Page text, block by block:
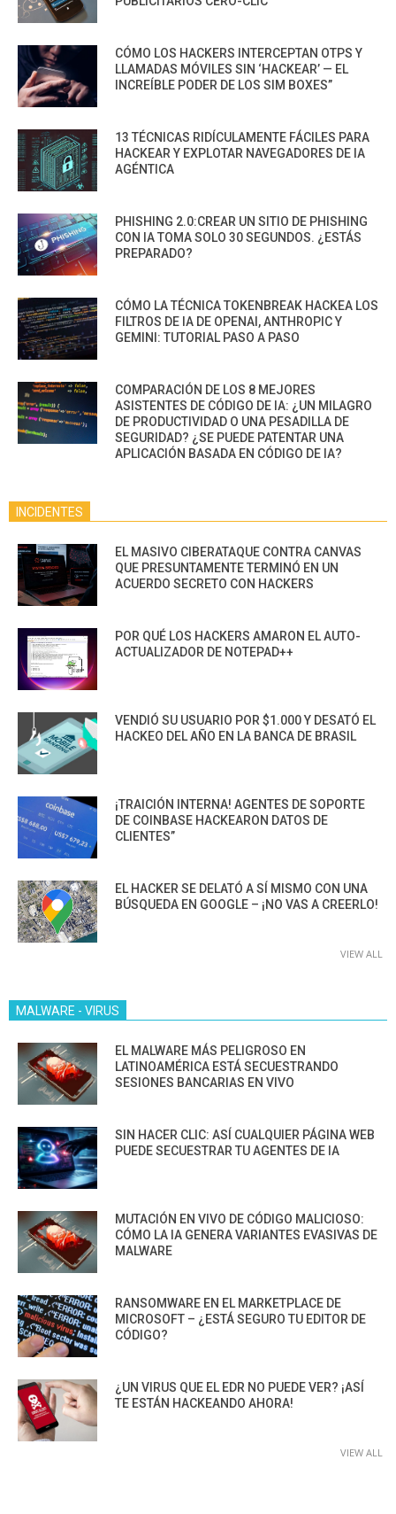
CÓMO LOS HACKERS INTERCEPTAN OTPS Y
LLAMADAS MÓVILES SIN ‘HACKEAR’ — EL
INCREÍBLE PODER DE LOS SIM BOXES”
13 TÉCNICAS RIDÍCULAMENTE FÁCILES PARA
HACKEAR Y EXPLOTAR NAVEGADORES DE IA
AGÉNTICA
PHISHING 2.0:CREAR UN SITIO DE PHISHING
CON IA TOMA SOLO 30 SEGUNDOS. ¿ESTÁS
PREPARADO?
CÓMO LA TÉCNICA TOKENBREAK HACKEA LOS
FILTROS DE IA DE OPENAI, ANTHROPIC Y
GEMINI: TUTORIAL PASO A PASO
COMPARACIÓN DE LOS 8 MEJORES
ASISTENTES DE CÓDIGO DE IA: ¿UN MILAGRO
DE PRODUCTIVIDAD O UNA PESADILLA DE
SEGURIDAD? ¿SE PUEDE PATENTAR UNA
APLICACIÓN BASADA EN CÓDIGO DE IA?
INCIDENTES
EL MASIVO CIBERATAQUE CONTRA CANVAS
QUE PRESUNTAMENTE TERMINÓ EN UN
ACUERDO SECRETO CON HACKERS
POR QUÉ LOS HACKERS AMARON EL AUTO-
ACTUALIZADOR DE NOTEPAD++
VENDIÓ SU USUARIO POR $1.000 Y DESATÓ EL
HACKEO DEL AÑO EN LA BANCA DE BRASIL
¡TRAICIÓN INTERNA! AGENTES DE SOPORTE
DE COINBASE HACKEARON DATOS DE
CLIENTES”
EL HACKER SE DELATÓ A SÍ MISMO CON UNA
BÚSQUEDA EN GOOGLE – ¡NO VAS A CREERLO!
VIEW ALL
MALWARE - VIRUS
EL MALWARE MÁS PELIGROSO EN
LATINOAMÉRICA ESTÁ SECUESTRANDO
SESIONES BANCARIAS EN VIVO
SIN HACER CLIC: ASÍ CUALQUIER PÁGINA WEB
PUEDE SECUESTRAR TU AGENTES DE IA
MUTACIÓN EN VIVO DE CÓDIGO MALICIOSO:
CÓMO LA IA GENERA VARIANTES EVASIVAS DE
MALWARE
RANSOMWARE EN EL MARKETPLACE DE
MICROSOFT – ¿ESTÁ SEGURO TU EDITOR DE
CÓDIGO?
¿UN VIRUS QUE EL EDR NO PUEDE VER? ¡ASÍ
TE ESTÁN HACKEANDO AHORA!
VIEW ALL